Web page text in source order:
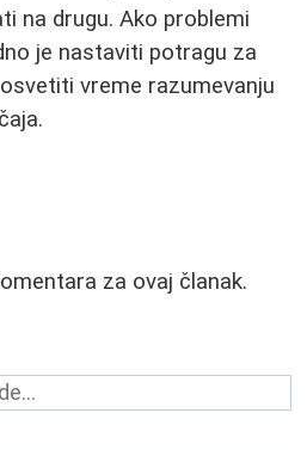
na drugu. Ako problemi
je nastaviti potragu za
vreme razumevanju
za ovaj članak.